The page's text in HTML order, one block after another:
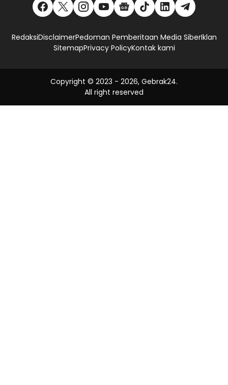
RedaksiDisclaimerPedoman Pemberitaan Media SiberIklan
SitemapPrivacy PolicyKontak kami
Copyright © 2023 - 2026, Gebrak24.
All right reserved